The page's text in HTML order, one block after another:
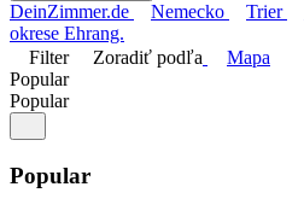
DeinZimmer.de Nemecko Trier
okrese Ehrang.
Filter
Zoradiť podľa
Mapa
Popular
Popular
Popular